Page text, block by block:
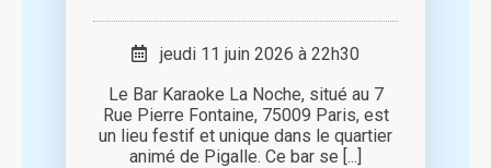
jeudi 11 juin 2026 à 22h30
Le Bar Karaoke La Noche, situé au 7
Rue Pierre Fontaine, 75009 Paris, est
un lieu festif et unique dans le quartier
animé de Pigalle. Ce bar se [...]